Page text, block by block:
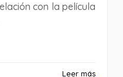
con la película
Leer más